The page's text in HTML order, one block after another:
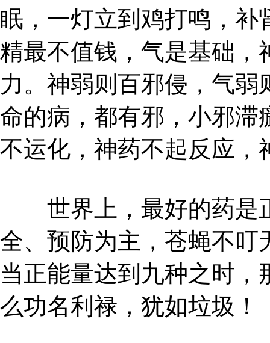
眠，一灯立到鸡打鸣，补
精最不值钱，气是基础，
力。神弱则百邪侵，气
命的病，都有邪，小邪滞
不运化，神药不起反应，
世界上，最好的药是
全、预防为主，苍蝇不叮
当正能量达到九种之时
么功名利禄，犹如垃圾！